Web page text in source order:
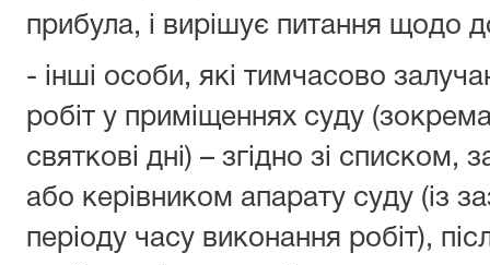
прибула, і вирішує питання щодо
- інші особи, які тимчасово
робіт у приміщеннях суду
святкові дні) – згідно зі
або керівником апарату суду (із
періоду часу виконання робіт),